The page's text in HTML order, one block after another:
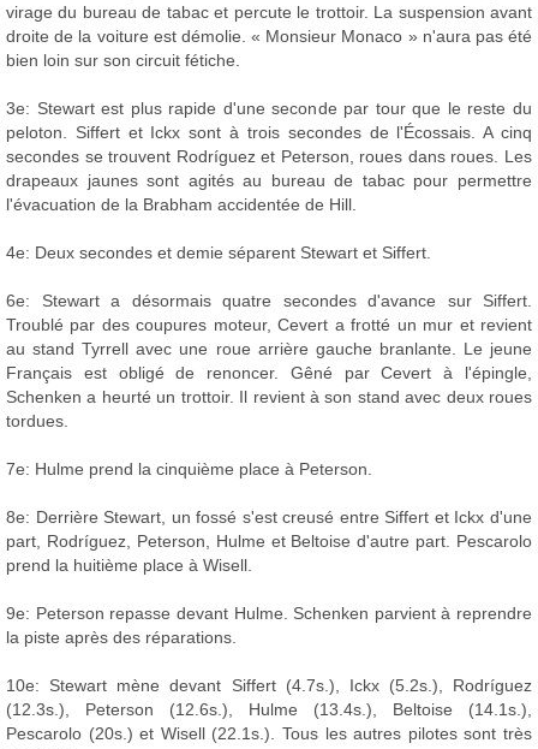
virage du bureau de tabac et percute le trottoir. La suspension avant
droite de la voiture est démolie. « Monsieur Monaco » n'aura pas été
bien loin sur son circuit fétiche.
3e: Stewart est plus rapide d'une seconde par tour que le reste du
peloton. Siffert et Ickx sont à trois secondes de l'Écossais. A cinq
secondes se trouvent Rodríguez et Peterson, roues dans roues. Les
drapeaux jaunes sont agités au bureau de tabac pour permettre
l'évacuation de la Brabham accidentée de Hill.
4e: Deux secondes et demie séparent Stewart et Siffert.
6e: Stewart a désormais quatre secondes d'avance sur Siffert.
Troublé par des coupures moteur, Cevert a frotté un mur et revient
au stand Tyrrell avec une roue arrière gauche branlante. Le jeune
Français est obligé de renoncer. Gêné par Cevert à l'épingle,
Schenken a heurté un trottoir. Il revient à son stand avec deux roues
tordues.
7e: Hulme prend la cinquième place à Peterson.
8e: Derrière Stewart, un fossé s'est creusé entre Siffert et Ickx d'une
part, Rodríguez, Peterson, Hulme et Beltoise d'autre part. Pescarolo
prend la huitième place à Wisell.
9e: Peterson repasse devant Hulme. Schenken parvient à reprendre
la piste après des réparations.
10e: Stewart mène devant Siffert (4.7s.), Ickx (5.2s.), Rodríguez
(12.3s.), Peterson (12.6s.), Hulme (13.4s.), Beltoise (14.1s.),
Pescarolo (20s.) et Wisell (22.1s.). Tous les autres pilotes sont très